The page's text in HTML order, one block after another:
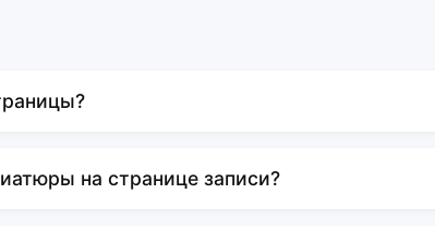
на странице записи?